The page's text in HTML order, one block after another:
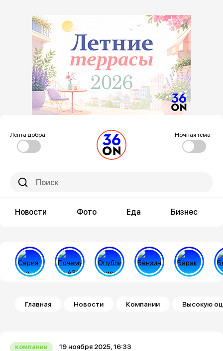
Лента добра Ночная тема
Новости Фото Еда Бизнес
Строка навигации
Главная Новости Компании Высокую
компании 19 ноября 2025, 16:33